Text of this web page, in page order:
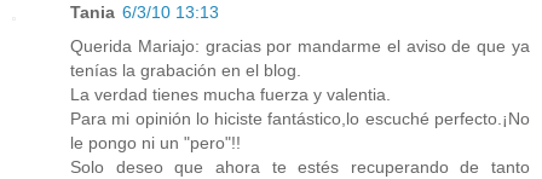
Tania 6/3/10 13:13
Querida Mariajo: gracias por mandarme el aviso de que ya
tenías la grabación en el blog.
La verdad tienes mucha fuerza y valentia.
Para mi opinión lo hiciste fantástico,lo escuché perfecto.¡No
le pongo ni un "pero"!!
Solo deseo que ahora te estés recuperando de tanto